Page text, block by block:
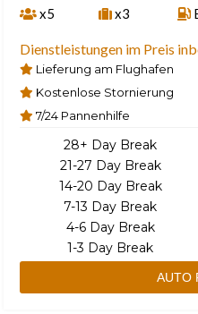
x5 x3
Dienstleistungen im Preis
Lieferung am Flughafen
Kostenlose Stornierung
7/24 Pannenhilfe
28+ Day Break
21-27 Day Break
14-20 Day Break
7-13 Day Break
4-6 Day Break
1-3 Day Break
AUTO